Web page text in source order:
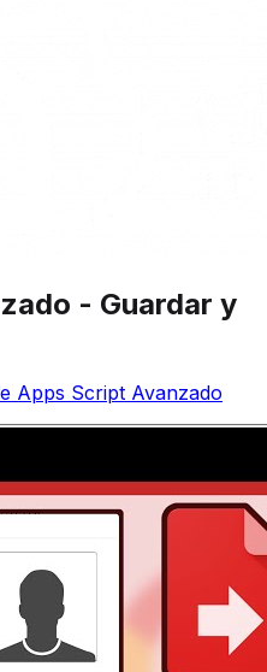
- Guardar y
Apps Script Avanzado